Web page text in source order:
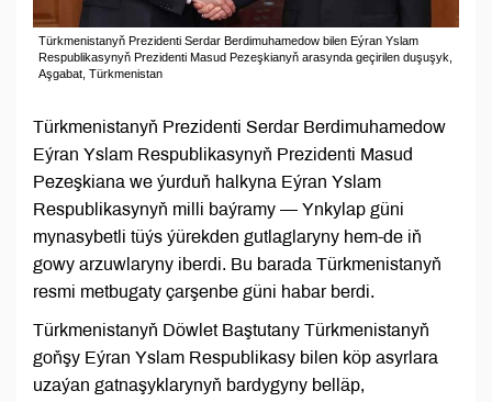
Türkmenistanyň Prezidenti Serdar Berdimuhamedow bilen Eýran Yslam
Respublikasynyň Prezidenti Masud Pezeşkianyň arasynda geçirilen duşuşyk,
Aşgabat, Türkmenistan
Türkmenistanyň Prezidenti Serdar Berdimuhamedow
Eýran Yslam Respublikasynyň Prezidenti Masud
Pezeşkiana we ýurduň halkyna Eýran Yslam
Respublikasynyň milli baýramy — Ynkylap güni
mynasybetli tüýs ýürekden gutlaglaryny hem-de iň
gowy arzuwlaryny iberdi. Bu barada Türkmenistanyň
resmi metbugaty çarşenbe güni habar berdi.
Türkmenistanyň Döwlet Baştutany Türkmenistanyň
goňşy Eýran Yslam Respublikasy bilen köp asyrlara
uzaýan gatnaşyklarynyň bardygyny belläp,